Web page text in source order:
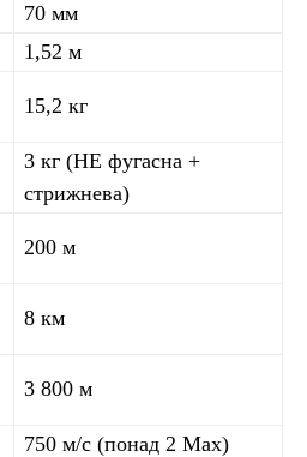
70 мм
1,52 м
15,2 кг
3 кг (HE фугасна +
стрижнева)
200 м
8 км
3 800 м
750 м/с (понад 2 Мах)